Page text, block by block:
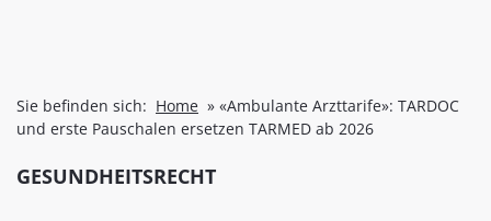
Sie befinden sich: Home » «Ambulante Arzttarife»: TARDOC
und erste Pauschalen ersetzen TARMED ab 2026
GESUNDHEITSRECHT